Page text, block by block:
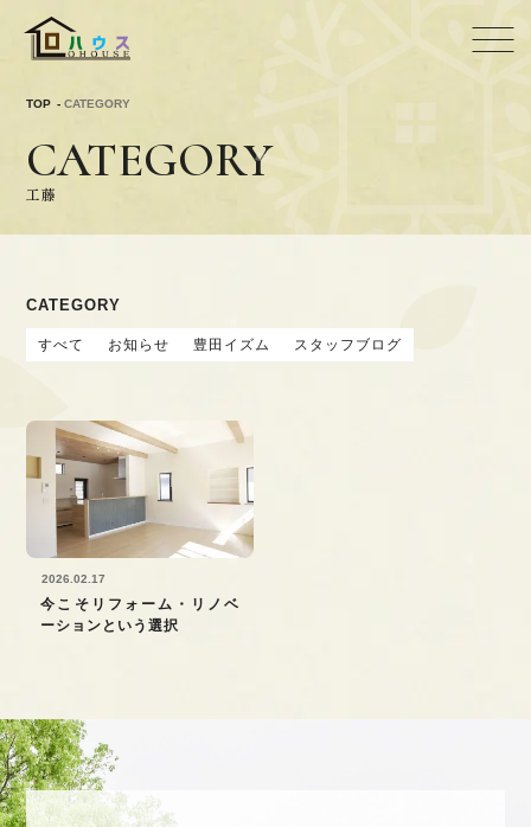
TOP CATEGORY
CATEGORY
工藤
CATEGORY
すべて お知らせ 豊田イズム スタッフブログ
2026.02.17
今こそリフォーム・リノベ
ーションという選択